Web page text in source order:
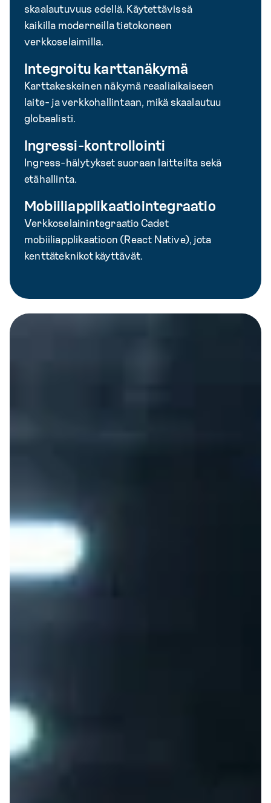
skaalautuvuus edellä. Käytettävissä
kaikilla moderneilla tietokoneen
verkkoselaimilla.
Integroitu karttanäkymä
Karttakeskeinen näkymä reaaliaikaiseen
laite- ja verkkohallintaan, mikä skaalautuu
globaalisti.
Ingressi-kontrollointi
Ingress-hälytykset suoraan laitteilta sekä
etähallinta.
Mobiiliapplikaatiointegraatio
Verkkoselainintegraatio Cadet
mobiiliapplikaatioon (React Native), jota
kenttäteknikot käyttävät.